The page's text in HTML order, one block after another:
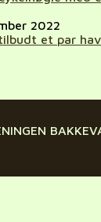
2022
et par